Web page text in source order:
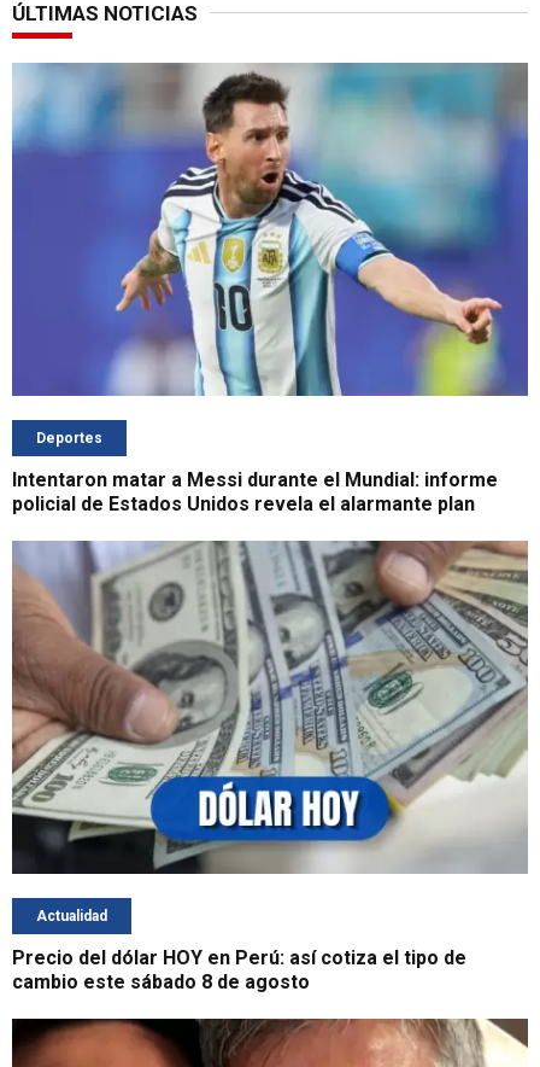
ÚLTIMAS NOTICIAS
Deportes
Intentaron matar a Messi durante el Mundial: informe
policial de Estados Unidos revela el alarmante plan
Actualidad
Precio del dólar HOY en Perú: así cotiza el tipo de
cambio este sábado 8 de agosto